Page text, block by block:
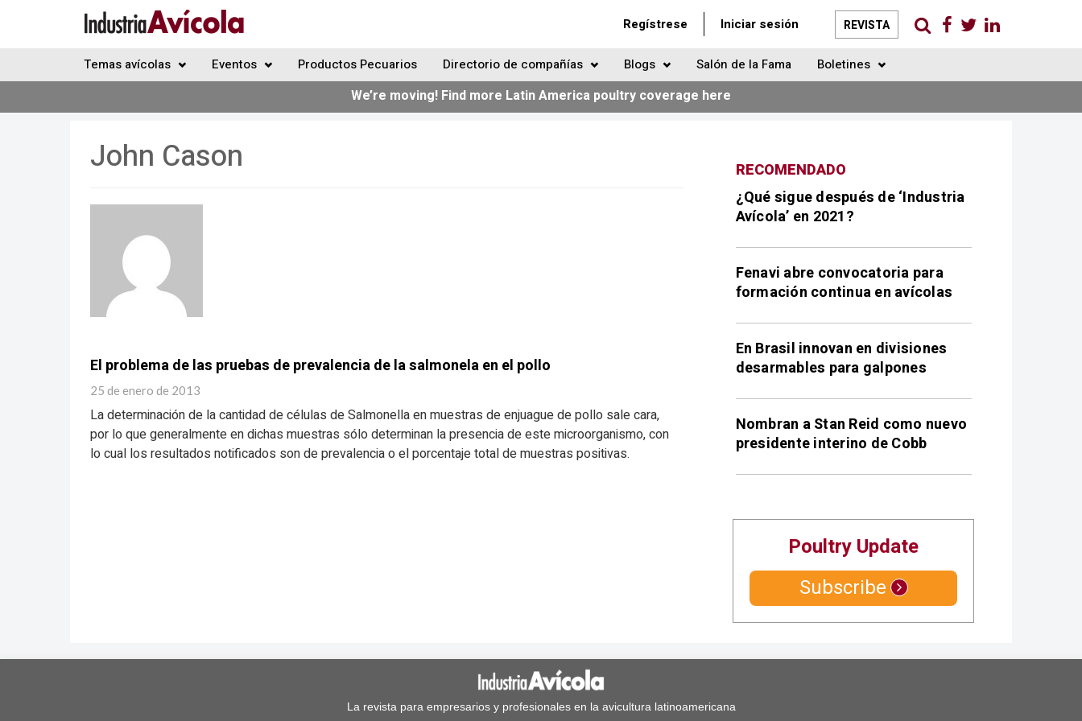
REVISTA
Regístrese Iniciar sesión
Temas avícolas Eventos Productos Pecuarios Directorio de compañías Blogs Salón de la Fama Boletines
We’re moving! Find more Latin America poultry coverage here
John Cason
El problema de las pruebas de prevalencia de la salmonela en el pollo
25 de enero de 2013
La determinación de la cantidad de células de Salmonella en muestras de enjuague de pollo sale cara,
por lo que generalmente en dichas muestras sólo determinan la presencia de este microorganismo, con
lo cual los resultados notificados son de prevalencia o el porcentaje total de muestras positivas.
RECOMENDADO
¿Qué sigue después de ‘Industria
Avícola’ en 2021?
Fenavi abre convocatoria para
formación continua en avícolas
En Brasil innovan en divisiones
desarmables para galpones
Nombran a Stan Reid como nuevo
presidente interino de Cobb
Poultry Update
Subscribe
La revista para empresarios y profesionales en la avicultura latinoamericana